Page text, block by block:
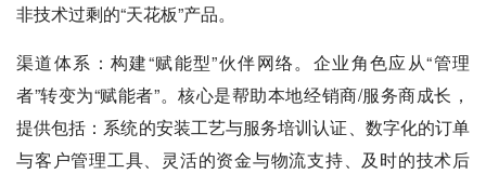
非技术过剩的“天花板”产品。
渠道体系：构建“赋能型”伙伴网络。企业角色应从“管理
者”转变为“赋能者”。核心是帮助本地经销商/服务商成长，
提供包括：系统的安装工艺与服务培训认证、数字化的订单
与客户管理工具、灵活的资金与物流支持、及时的技术后